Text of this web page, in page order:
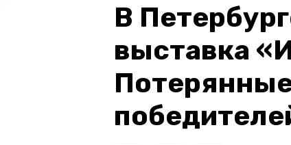
В
выставка